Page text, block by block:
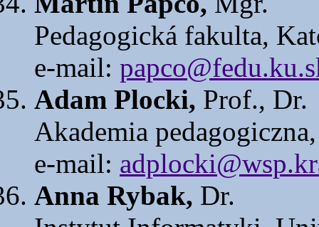
Pedagogická fakulta,
e-mail:
Adam Plocki, Prof., Dr.
Akademia
e-mail:
Anna Rybak, Dr.